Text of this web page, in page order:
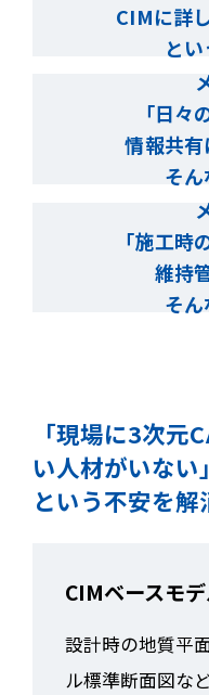
CIMに詳
と
「日々
情報共有
そ
「施工時
維持
そ
「現場に3次元
い人材がいない」
という不安を解
CIMベースモ
設計時の地質平
ル標準断面図な